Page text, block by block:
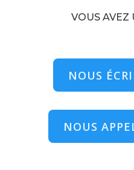
VOUS AVEZ
NOUS
NOUS